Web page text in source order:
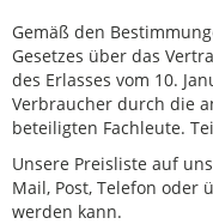
Gemäß den
Gesetzes über das
des Erlasses vom 10.
Verbraucher durch die
beteiligten Fachleute.
Unsere Preisliste auf
Mail, Post, Telefon oder
werden kann.